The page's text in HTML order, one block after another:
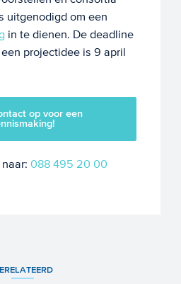
uitgenodigd om een
in te dienen. De deadline
projectidee is 9 april
op voor een
088 495 20 00